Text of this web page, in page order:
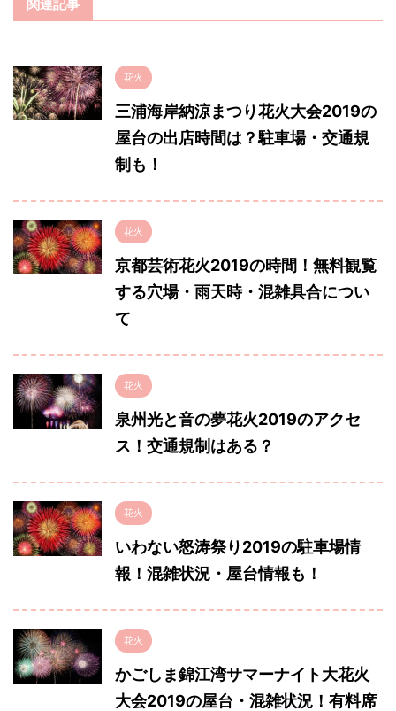
関連記事
花火
三浦海岸納涼まつり花火大会2019の
屋台の出店時間は？駐車場・交通規
制も！
花火
京都芸術花火2019の時間！無料観覧
する穴場・雨天時・混雑具合につい
て
花火
泉州光と音の夢花火2019のアクセ
ス！交通規制はある？
花火
いわない怒涛祭り2019の駐車場情
報！混雑状況・屋台情報も！
花火
かごしま錦江湾サマーナイト大花火
大会2019の屋台・混雑状況！有料席